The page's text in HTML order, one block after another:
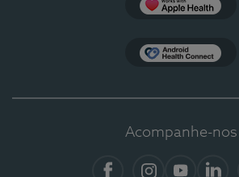
Acompanhe-nos